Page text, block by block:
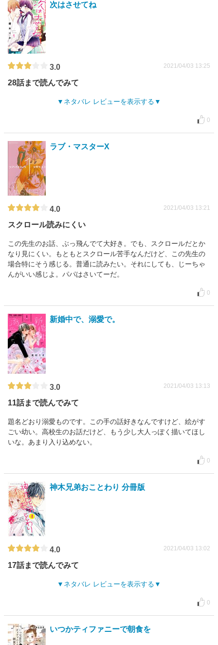
次はさせてね
3.0 2021/04/03 13:25
28話まで読んでみて
ネタバレ レビューを表示する
0
ラブ・マスターX
4.0 2021/04/03 13:21
スクロール読みにくい
この先生のお話、ぶっ飛んでて大好き。でも、スクロールだとか
なり見にくい。もともとスクロール苦手なんだけど、この先生の
場合特にそう感じる。普通に読みたい。それにしても、じーちゃ
んがいい感じよ。パパはさいてーだ。
0
新婚中で、溺愛で。
3.0 2021/04/03 13:13
11話まで読んでみて
題名どおり溺愛ものです。この手の話好きなんですけど、絵がす
ごい幼い。高校生のお話だけど、もう少し大人っぽく描いてほし
いな。あまり入り込めない。
0
神木兄弟おことわり 分冊版
4.0 2021/04/03 13:02
17話まで読んでみて
ネタバレ レビューを表示する
0
いつかティファニーで朝食を